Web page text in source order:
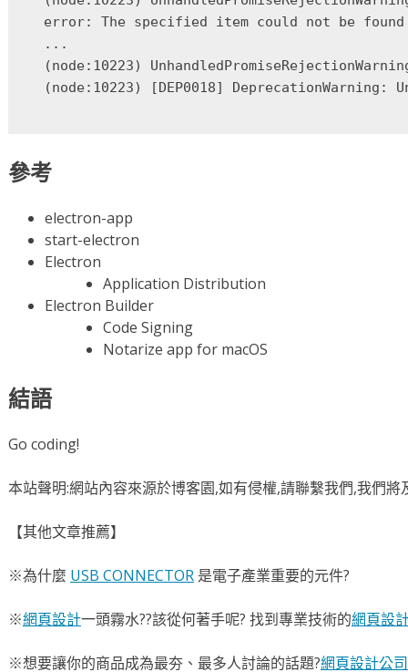
error: The specified item could not be
...
(node:10223)
參考
electron-app
start-electron
Electron
Application Distribution
Electron Builder
Code Signing
Notarize app for macOS
結語
Go coding!
本站聲明:網站內容來源於博客園,如有侵權,請聯繫我們,我們將
【其他文章推薦】
※為什麼 USB CONNECTOR是電子產業重要的元件?
※網頁設計一頭霧水??該從何著手呢? 找到專業技術的網頁設
※想要讓你的商品成為最夯、最多人討論的話題?網頁設計公司